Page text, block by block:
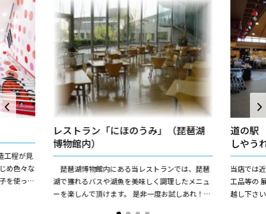
工程が見
め色々な
を使った
レストラン「にほのうみ」（琵琶湖
博物館内）
琵琶湖博物館内にある当レストランでは、琵琶
湖で獲れるバスや湖魚を美味しく調理したメニュ
ーを楽しんで頂けます。 是非一度お試しあれ！
道の駅
しやう
当店では
工品等の
越し下さ